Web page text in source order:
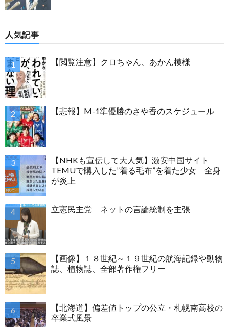
人気記事
【閲覧注意】クロちゃん、あかん模様
【悲報】M-1準優勝のさや香のスケジュール
【NHKも宣伝して大人気】激安中国サイト
TEMUで購入した”着る毛布”を着た少女 全身
が炎上
立憲民主党 ネットの言論統制を主張
【画像】１８世紀～１９世紀の航海記録や動物
誌、植物誌、全部著作権フリー
【北海道】偏差値トップの公立・札幌南高校の
卒業式風景